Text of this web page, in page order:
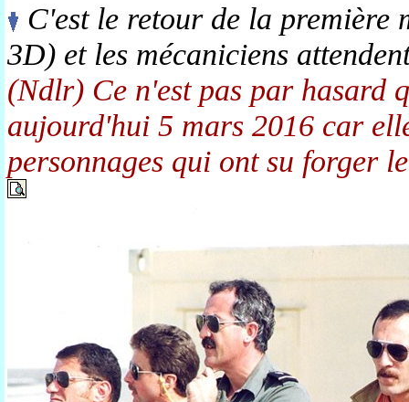
C'est le retour de la première
3D) et les mécaniciens
(Ndlr) Ce n'est pas par hasard
aujourd'hui 5 mars 2016 car
personnages qui ont su forger